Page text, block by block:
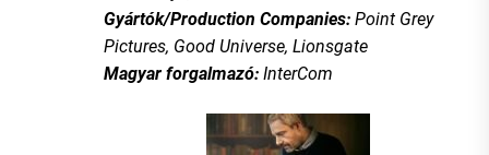
Gyártók/Production Companies: Point Grey
Pictures, Good Universe, Lionsgate
Magyar forgalmazó: InterCom